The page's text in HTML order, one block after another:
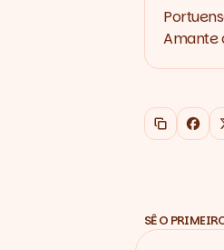
Amante
Copiar
SÊ O